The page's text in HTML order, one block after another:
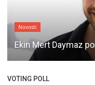
Novosti
Ekin Mert Daymaz
VOTING POLL